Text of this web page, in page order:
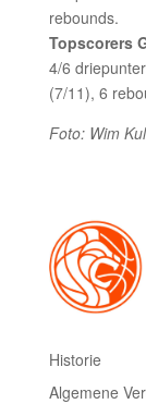
rebounds.
Topscorers
4/6
(7/11), 6
Foto: Wim
Historie
Algemene